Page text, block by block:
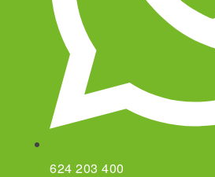
624 203 400